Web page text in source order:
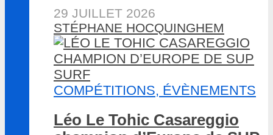
29 JUILLET 2026
STÉPHANE HOCQUINGHEM
COMPÉTITIONS, ÉVÈNEMENTS
Léo Le Tohic Casareggio